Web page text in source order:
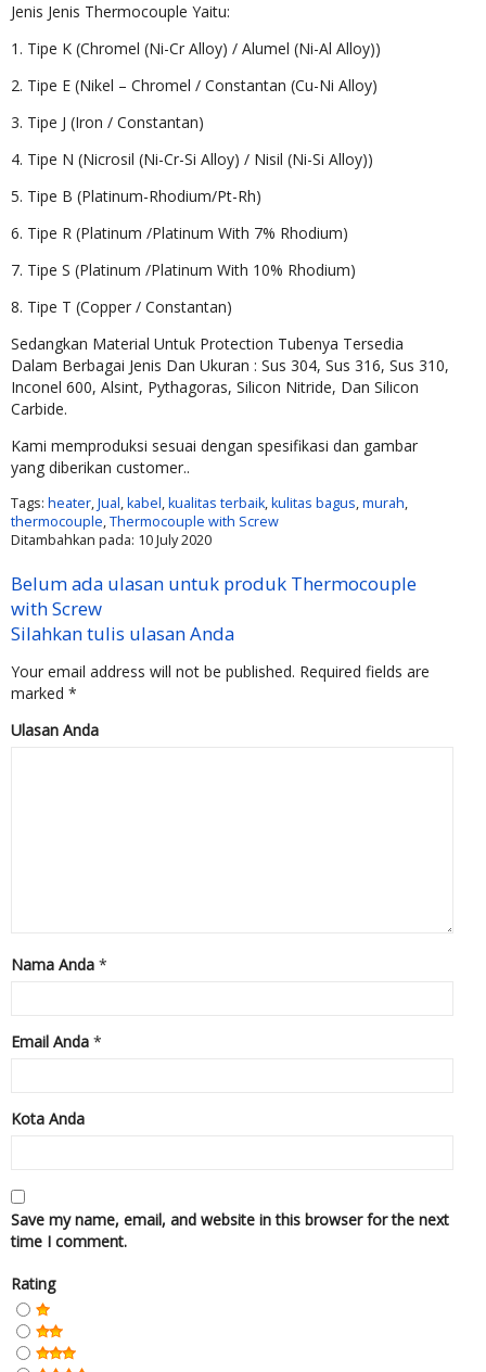
Jenis Jenis Thermocouple Yaitu:
1. Tipe K (Chromel (Ni-Cr Alloy) / Alumel (Ni-Al Alloy))
2. Tipe E (Nikel – Chromel / Constantan (Cu-Ni Alloy)
3. Tipe J (Iron / Constantan)
4. Tipe N (Nicrosil (Ni-Cr-Si Alloy) / Nisil (Ni-Si Alloy))
5. Tipe B (Platinum-Rhodium/Pt-Rh)
6. Tipe R (Platinum /Platinum With 7% Rhodium)
7. Tipe S (Platinum /Platinum With 10% Rhodium)
8. Tipe T (Copper / Constantan)
Sedangkan Material Untuk Protection Tubenya Tersedia
Dalam Berbagai Jenis Dan Ukuran : Sus 304, Sus 316, Sus 310,
Inconel 600, Alsint, Pythagoras, Silicon Nitride, Dan Silicon
Carbide.
Kami memproduksi sesuai dengan spesifikasi dan gambar
yang diberikan customer..
Tags: heater,Jual,kabel,kualitas terbaik,kulitas bagus,murah,
thermocouple,Thermocouple with Screw
Ditambahkan pada: 10 July 2020
Belum ada ulasan untuk produk Thermocouple
with Screw
Silahkan tulis ulasan Anda
Your email address will not be published. Required fields are
marked *
Ulasan Anda
Nama Anda *
Email Anda *
Kota Anda
Save my name, email, and website in this browser for the next
time I comment.
Rating